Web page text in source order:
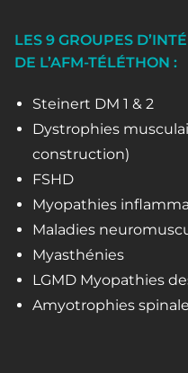
LES 9 GROUPES
DE L’AFM-TÉLÉTHON :
Steinert DM 1 & 2
Dystrophies
construction)
FSHD
Myopathies
Maladies
Myasthénies
LGMD Myopathies
Amyotrophies